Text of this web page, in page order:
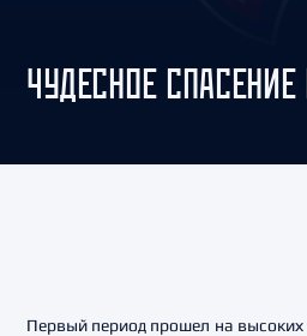
ЧУДЕСНОЕ
Первый период прошел на высоких